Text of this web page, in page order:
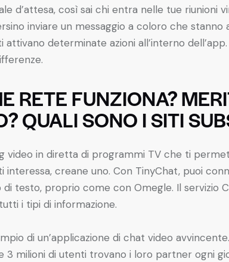
d’attesa, così sai chi entra nelle tue
inviare un messaggio a coloro che
attivano determinate azioni all’interno
RETE FUNZIONA?
QUALI SONO I SITI
video in diretta di programmi TV che ti
creane uno. Con TinyChat, puoi
di testo, proprio come con Omegle. Il
i tipi di informazione.
di un’applicazione di chat video avvincente.
3 milioni di utenti trovano i loro partner ogni